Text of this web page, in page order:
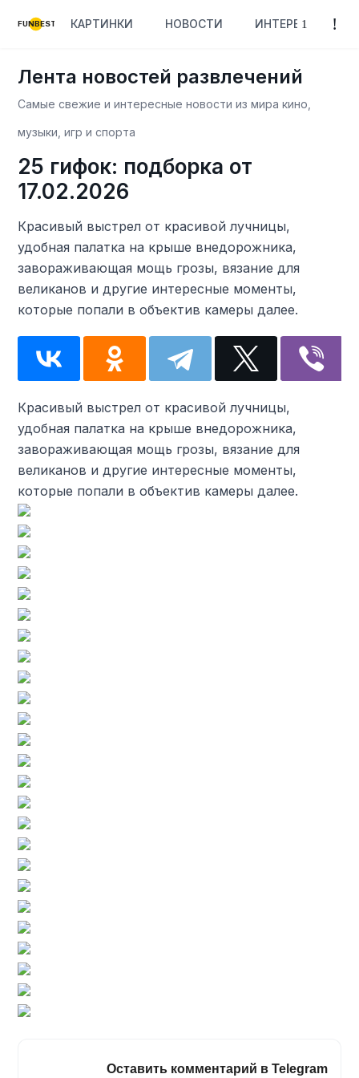
FUNBEST КАРТИНКИ НОВОСТИ ИНТЕРЕСНОЕ
Лента новостей развлечений
Самые свежие и интересные новости из мира кино,
музыки, игр и спорта
25 гифок: подборка от
17.02.2026
Красивый выстрел от красивой лучницы,
удобная палатка на крыше внедорожника,
завораживающая мощь грозы, вязание для
великанов и другие интересные моменты,
которые попали в объектив камеры далее.
Красивый выстрел от красивой лучницы,
удобная палатка на крыше внедорожника,
завораживающая мощь грозы, вязание для
великанов и другие интересные моменты,
которые попали в объектив камеры далее.